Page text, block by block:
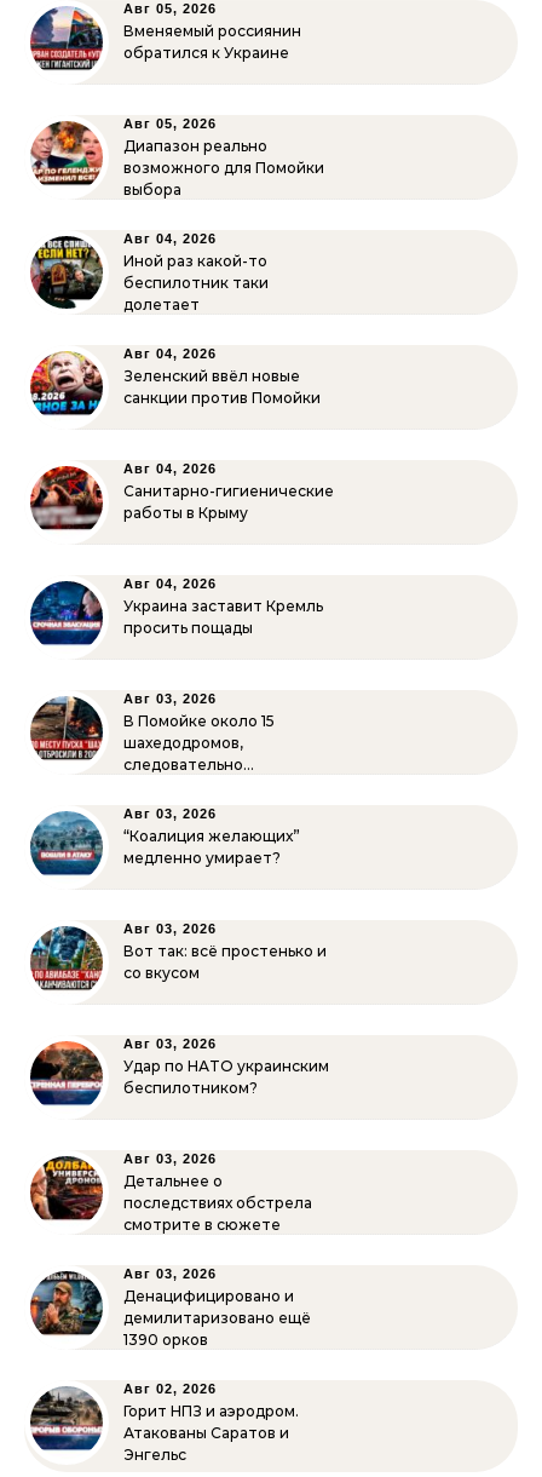
Авг 05, 2026
Вменяемый россиянин
обратился к Украине
Авг 05, 2026
Диапазон реально
возможного для Помойки
выбора
Авг 04, 2026
Иной раз какой-то
беспилотник таки
долетает
Авг 04, 2026
Зеленский ввёл новые
санкции против Помойки
Авг 04, 2026
Санитарно-гигиенические
работы в Крыму
Авг 04, 2026
Украина заставит Кремль
просить пощады
Авг 03, 2026
В Помойке около 15
шахедодромов,
следовательно…
Авг 03, 2026
“Коалиция желающих”
медленно умирает?
Авг 03, 2026
Вот так: всё простенько и
со вкусом
Авг 03, 2026
Удар по НАТО украинским
беспилотником?
Авг 03, 2026
Детальнее о
последствиях обстрела
смотрите в сюжете
Авг 03, 2026
Денацифицировано и
демилитаризовано ещё
1390 орков
Авг 02, 2026
Горит НПЗ и аэродром.
Атакованы Саратов и
Энгельс